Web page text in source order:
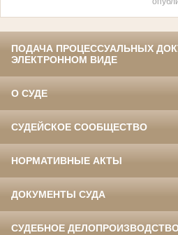
ПОДАЧА ПРОЦЕССУАЛЬНЫХ
ЭЛЕКТРОННОМ ВИДЕ
О СУДЕ
СУДЕЙСКОЕ СООБЩЕСТВО
НОРМАТИВНЫЕ АКТЫ
ДОКУМЕНТЫ СУДА
СУДЕБНОЕ